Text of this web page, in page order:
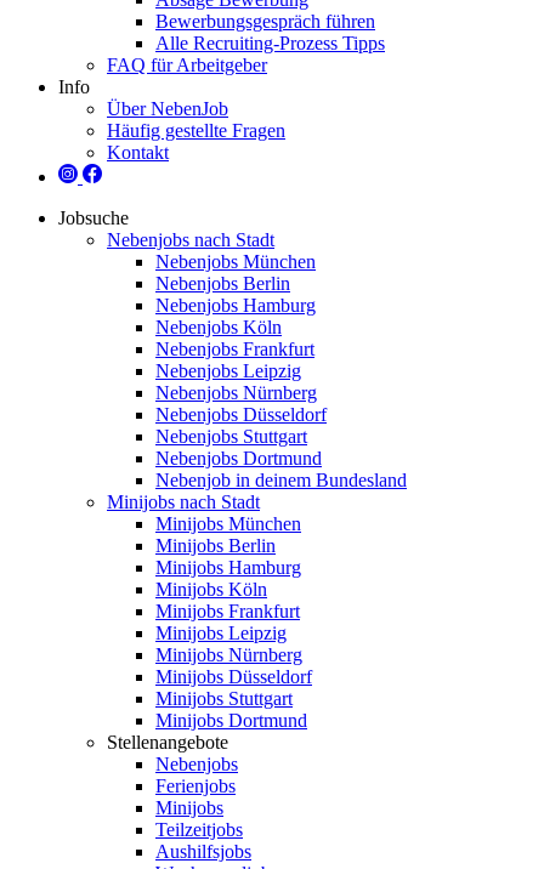
Bewerbungsgespräch führen
Alle Recruiting-Prozess Tipps
FAQ für Arbeitgeber
Info
Über NebenJob
Häufig gestellte Fragen
Kontakt
Jobsuche
Nebenjobs nach Stadt
Nebenjobs München
Nebenjobs Berlin
Nebenjobs Hamburg
Nebenjobs Köln
Nebenjobs Frankfurt
Nebenjobs Leipzig
Nebenjobs Nürnberg
Nebenjobs Düsseldorf
Nebenjobs Stuttgart
Nebenjobs Dortmund
Nebenjob in deinem Bundesland
Minijobs nach Stadt
Minijobs München
Minijobs Berlin
Minijobs Hamburg
Minijobs Köln
Minijobs Frankfurt
Minijobs Leipzig
Minijobs Nürnberg
Minijobs Düsseldorf
Minijobs Stuttgart
Minijobs Dortmund
Stellenangebote
Nebenjobs
Ferienjobs
Minijobs
Teilzeitjobs
Aushilfsjobs